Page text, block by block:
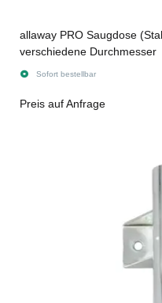
allaway PRO Saugdose
verschiedene Durchmesser
Sofort bestellbar
Preis auf Anfrage